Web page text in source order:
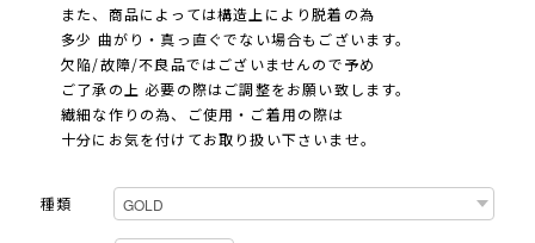
また、商品によっては構造上により脱着の為
多少 曲がり・真っ直ぐでない場合もございます。
欠陥/故障/不良品ではございませんので予め
ご了承の上 必要の際はご調整をお願い致します。
繊細な作りの為、ご使用・ご着用の際は
十分にお気を付けてお取り扱い下さいませ。
種類